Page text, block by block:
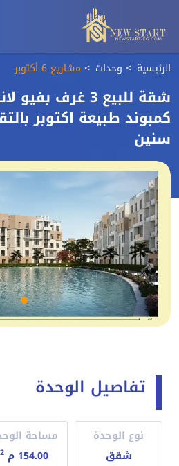
الرئيسية وحدات مشاريع 6 أكتوبر
شقة للبيع 3 غرف
سنين
تفاصيل الوحدة
نوع الوحدة
شقق
مساحة
154.00 م
2